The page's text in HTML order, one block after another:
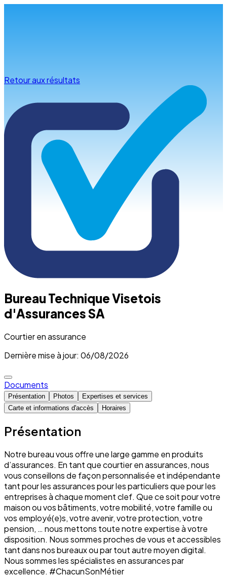
Retour aux résultats
Bureau Technique Visetois
d'Assurances SA
Courtier en assurance
Dernière mise à jour: 06/08/2026
Documents
Présentation Photos
Expertises et services
Carte et informations d'accès
Horaires
Présentation
Notre bureau vous offre une large gamme en produits
d’assurances. En tant que courtier en assurances, nous
vous conseillons de façon personnalisée et indépendante
tant pour les assurances pour les particuliers que pour les
entreprises à chaque moment clef. Que ce soit pour votre
maison ou vos bâtiments, votre mobilité, votre famille ou
vos employé(e)s, votre avenir, votre protection, votre
pension, … nous mettons toute notre expertise à votre
disposition. Nous sommes proches de vous et accessibles
tant dans nos bureaux ou par tout autre moyen digital.
Nous sommes les spécialistes en assurances par
excellence. #ChacunSonMétier